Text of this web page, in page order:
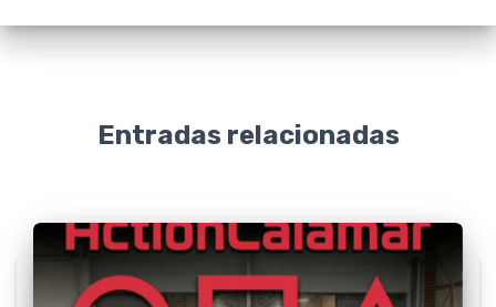
Entradas relacionadas